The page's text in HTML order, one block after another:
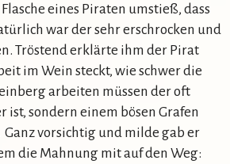
eines Piraten umstieß, dass
war der sehr erschrocken und
Tröstend erklärte ihm der Pirat
im Wein steckt, wie schwer die
arbeiten müssen der oft
ist, sondern einem bösen Grafen
vorsichtig und milde gab er
die Mahnung mit auf den Weg: